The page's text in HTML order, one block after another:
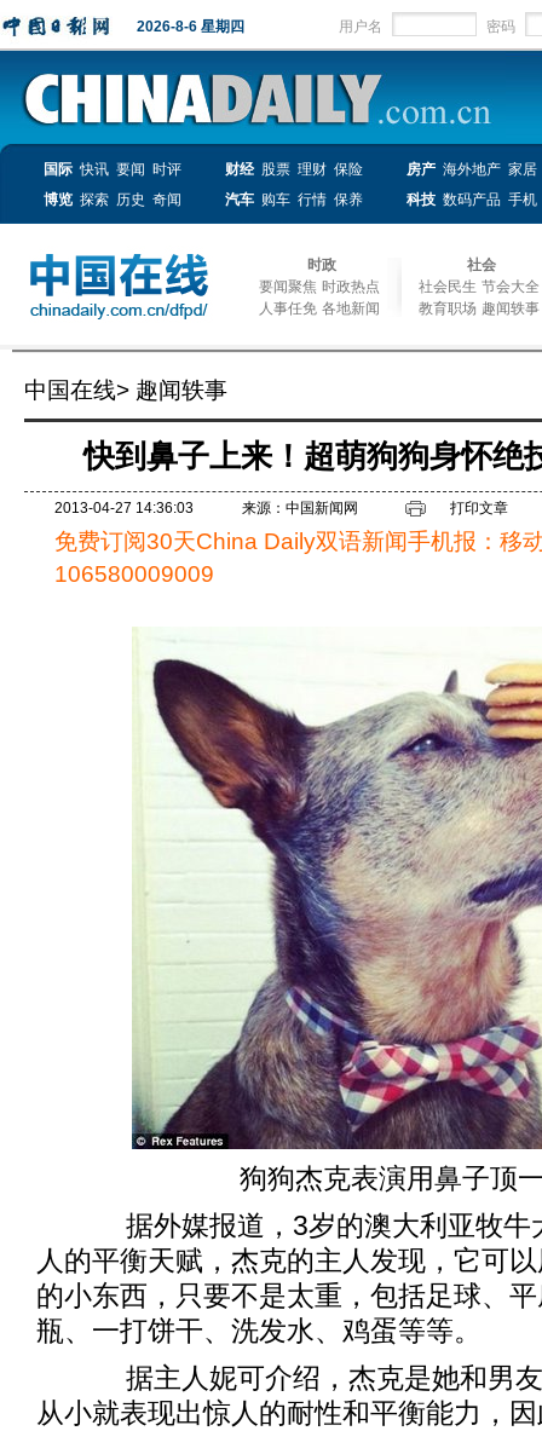
2026-8-6 星期四 用户名 密码
国际 快讯 要闻 时评 财经 股票 理财 保险 房产 海外地产 家居
博览 探索 历史 奇闻 汽车 购车 行情 保养 科技 数码产品 手机
时政
要闻聚焦 时政热点
人事任免 各地新闻
社会
社会民生 节会大全
教育职场 趣闻轶事
中国在线> 趣闻轶事
快到鼻子上来！超萌狗狗身怀绝
2013-04-27 14:36:03 来源：中国新闻网 打印文章
免费订阅30天China Daily双语新闻手机报：移
106580009009
狗狗杰克表演用鼻子顶
据外媒报道，3岁的澳大利亚牧牛
人的平衡天赋，杰克的主人发现，它可
的小东西，只要不是太重，包括足球、
瓶、一打饼干、洗发水、鸡蛋等等。
据主人妮可介绍，杰克是她和男友
从小就表现出惊人的耐性和平衡能力，